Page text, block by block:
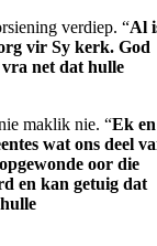
verdiep. “Al
vir Sy kerk. God
net dat hulle
maklik nie. “Ek en
wat ons deel
oor die
en kan getuig dat